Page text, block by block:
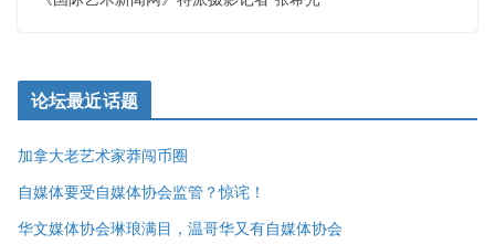
论坛最近话题
加拿大老艺术家莽闯币圈
自媒体要受自媒体协会监管？惊诧！
华文媒体协会琳琅满目，温哥华又有自媒体协会